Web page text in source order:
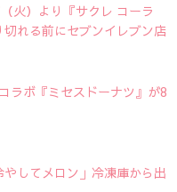
火）より『サクレ コーラ
れる前にセブンイレブン店
ラボ『ミセスドーナツ』が8
やしてメロン」冷凍庫から出